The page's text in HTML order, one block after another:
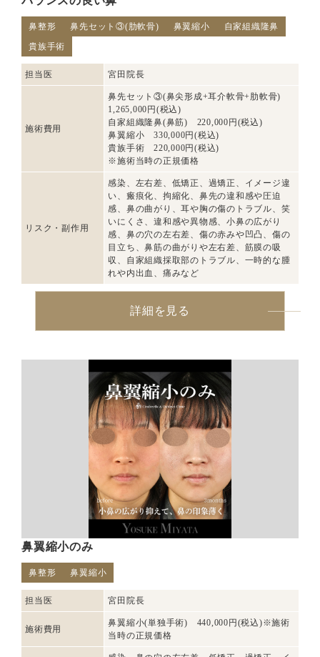
鼻整形 鼻先セット③(肋軟骨) 鼻翼縮小
自家組織隆鼻
貴族手術
担当医 宮田院長
施術費用
鼻先セット③(鼻尖形成+耳介軟骨+肋軟骨)
1,265,000円(税込)
自家組織隆鼻(鼻筋) 220,000円(税込)
鼻翼縮小 330,000円(税込)
貴族手術 220,000円(税込)
※施術当時の正規価格
リスク・副作用
感染、左右差、低矯正、過矯正、イメージ違
い、瘢痕化、拘縮化、鼻先の違和感や圧迫
感、鼻の曲がり、耳や胸の傷のトラブル、笑
いにくさ、違和感や異物感、小鼻の広がり
感、鼻の穴の左右差、傷の赤みや凹凸、傷の
目立ち、鼻筋の曲がりや左右差、筋膜の吸
収、自家組織採取部のトラブル、一時的な腫
れや内出血、痛みなど
詳細を見る
鼻翼縮小のみ
鼻整形 鼻翼縮小
担当医 宮田院長
施術費用
鼻翼縮小(単独手術) 440,000円(税込)※施術
当時の正規価格